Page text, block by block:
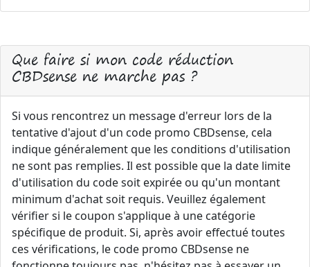
Que faire si mon code réduction
CBDsense ne marche pas ?
Si vous rencontrez un message d'erreur lors de la
tentative d'ajout d'un code promo CBDsense, cela
indique généralement que les conditions d'utilisation
ne sont pas remplies. Il est possible que la date limite
d'utilisation du code soit expirée ou qu'un montant
minimum d'achat soit requis. Veuillez également
vérifier si le coupon s'applique à une catégorie
spécifique de produit. Si, après avoir effectué toutes
ces vérifications, le code promo CBDsense ne